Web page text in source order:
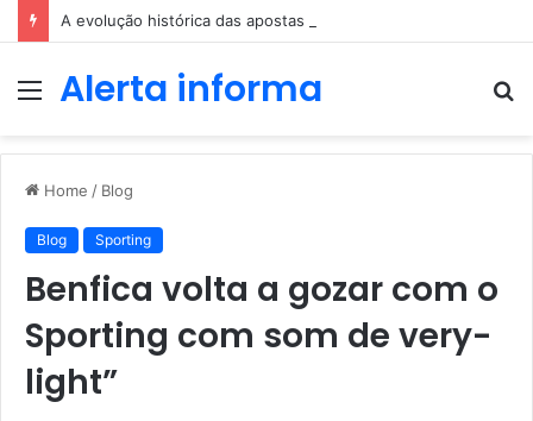
A evolução histórica das apostas ao longo dos séculos
MenuAlerta informa
Home / Blog
Blog Sporting
Benfica volta a gozar com o
Sporting com som de very-
light”